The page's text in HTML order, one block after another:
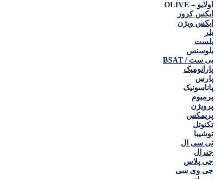
اولایو – OLIVE
ایکس کروز
ایکس ویژن
بلر
بلست
بلوسنس
بی ست / BSAT
پارانومیک
پارس
پاناسونیک
پرمیوم
پرویژن
پریمکس
تکنوتل
توشیبا
تی سی ال
جنرال
جی پلاس
جی وی سی